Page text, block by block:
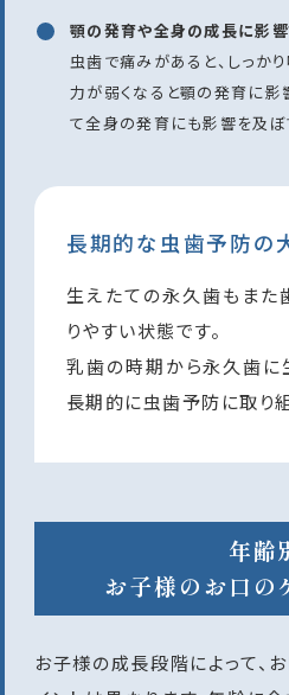
顎の発育や全身の成長に影
虫歯で痛みがあると、しっか
力が弱くなると顎の発育に影
て全身の発育にも影響を及ぼ
長期的な虫歯予防の
生えたての永久歯もまた
りやすい状態です。
乳歯の時期から永久歯に
長期的に虫歯予防に取り
年齢
お子様のお口の
お子様の成長段階によって、